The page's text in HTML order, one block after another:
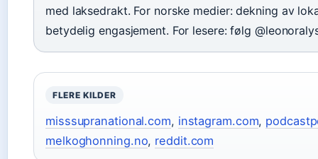
med laksedrakt. For norske medier: dekning av
betydelig engasjement. For lesere: følg
FLERE KILDER
misssupranational.com, instagram.com,
melkoghonning.no, reddit.com